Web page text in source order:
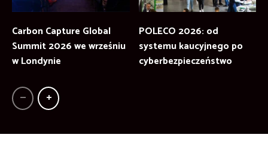
Carbon Capture Global
Summit 2026 we wrześniu
w Londynie
POLECO 2026: od
systemu kaucyjnego po
cyberbezpieczeństwo